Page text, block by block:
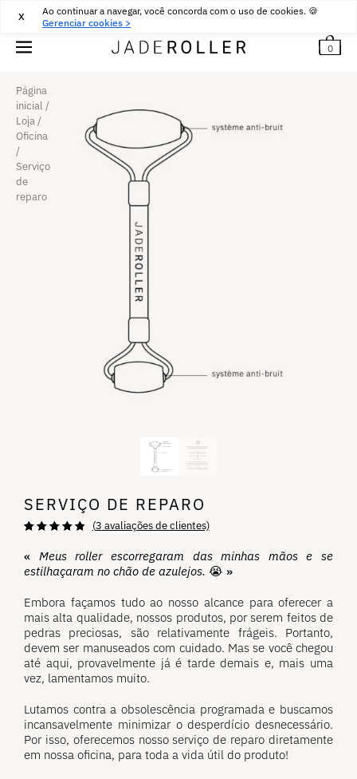
Ao continuar a navegar, você concorda com o uso de cookies. 🍪
Gerenciar cookies >
X ENTREGA GRÁTIS A PARTIR DE30€ COMPRAR
0
Página
inicial /
Loja /
Oficina
/
Serviço
de
reparo
SERVIÇO DE REPARO
base em
avaliações de
clientes.
(3 avaliações de clientes)
« Meus roller escorregaram das minhas mãos e se
estilhaçaram no chão de azulejos. 😭 »
Embora façamos tudo ao nosso alcance para oferecer a
mais alta qualidade, nossos produtos, por serem feitos de
pedras preciosas, são relativamente frágeis. Portanto,
devem ser manuseados com cuidado. Mas se você chegou
até aqui, provavelmente já é tarde demais e, mais uma
vez, lamentamos muito.
Lutamos contra a obsolescência programada e buscamos
incansavelmente minimizar o desperdício desnecessário.
Por isso, oferecemos nosso serviço de reparo diretamente
em nossa oficina, para toda a vida útil do produto!